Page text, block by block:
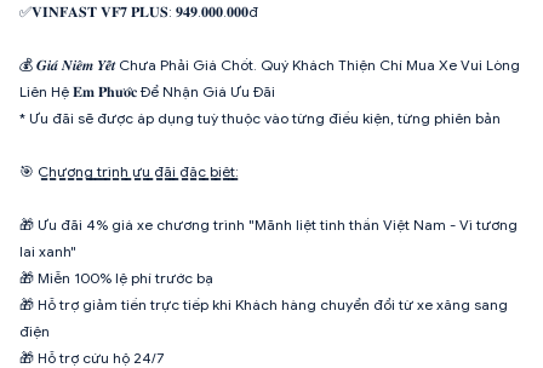
✅𝐕𝐈𝐍𝐅𝐀𝐒𝐓 𝐕𝐅𝟕 𝐏𝐋𝐔𝐒: 𝟗𝟒𝟗.𝟎𝟎𝟎.𝟎𝟎𝟎đ
💰 𝑮𝒊𝒂́ 𝑵𝒊𝒆̂𝒎 𝒀𝒆̂́𝒕 Chưa Phải Giá Chốt. Quý Khách Thiện Chí Mua Xe Vui Lòng
Liên Hệ 𝐄𝐦 𝐏𝐡𝐮̛𝐨̛́𝐜 Để Nhận Giá Ưu Đãi
* Ưu đãi sẽ được áp dụng tuỳ thuộc vào từng điều kiện, từng phiên bản
🎯 C̳h̳ư̳ơ̳n̳g̳ ̳t̳r̳ì̳n̳h̳ ̳ư̳u̳ ̳đ̳ã̳i̳ ̳đ̳ặ̳c̳ ̳b̳i̳ệ̳t̳:̳
🎁 Ưu đãi 4% giá xe chương trình "Mãnh liệt tinh thần Việt Nam - Vì tương
lai xanh"
🎁 Miễn 100% lệ phí trước bạ
🎁 Hỗ trợ giảm tiền trực tiếp khi Khách hàng chuyển đổi từ xe xăng sang
điện
🎁 Hỗ trợ cứu hộ 24/7